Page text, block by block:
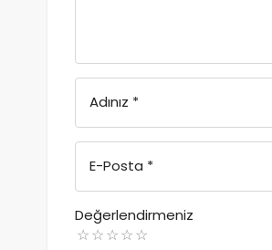
Adınız *
E-Posta *
Değerlendirmeniz